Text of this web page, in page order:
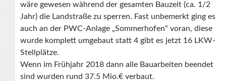
wäre gewesen während der gesamten Bauzeit (ca. 1/2
Jahr) die Landstraße zu sperren. Fast unbemerkt ging es
auch an der PWC-Anlage „Sommerhofen“ voran, diese
wurde komplett umgebaut statt 4 gibt es jetzt 16 LKW-
Stellplätze.
Wenn im Frühjahr 2018 dann alle Bauarbeiten beendet
sind wurden rund 37.5 Mio.€ verbaut.